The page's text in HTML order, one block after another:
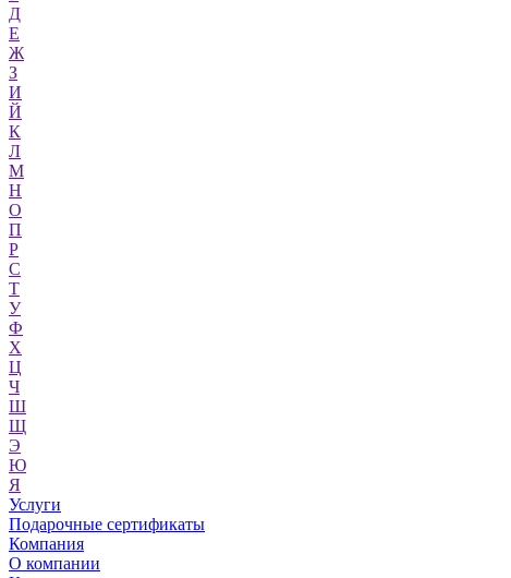
Д
Е
Ж
З
И
Й
К
Л
М
Н
О
П
Р
С
Т
У
Ф
Х
Ц
Ч
Ш
Щ
Э
Ю
Я
Услуги
Подарочные сертификаты
Компания
О компании